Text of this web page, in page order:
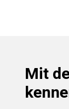
Mit